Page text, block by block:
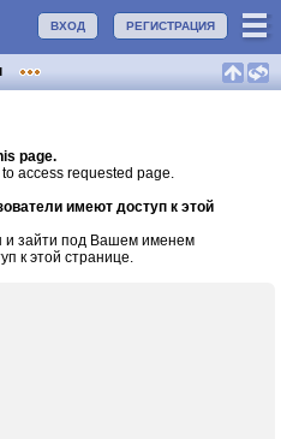
РЕГИСТРАЦИЯ
ВХОД
page.
access requested page.
имеют доступ к этой
и зайти под Вашем именем
к этой странице.